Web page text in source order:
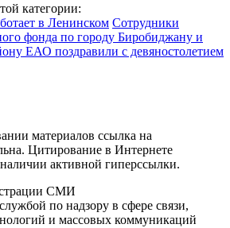
категории:
в Ленинском Сотрудники
фонда по городу Биробиджану и
ЕАО поздравили с девяностолетием
материалов ссылка на
Цитирование в Интернете
активной гиперссылки.
СМИ
по надзору в сфере связи,
и массовых коммуникаций